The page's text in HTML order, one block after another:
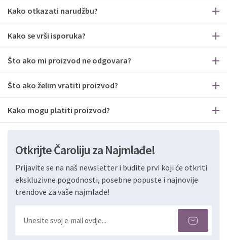
Kako otkazati narudžbu?
Kako se vrši isporuka?
Što ako mi proizvod ne odgovara?
Što ako želim vratiti proizvod?
Kako mogu platiti proizvod?
Otkrijte Čaroliju za Najmlađe!
Prijavite se na naš newsletter i budite prvi koji će otkriti
ekskluzivne pogodnosti, posebne popuste i najnovije
trendove za vaše najmlađe!